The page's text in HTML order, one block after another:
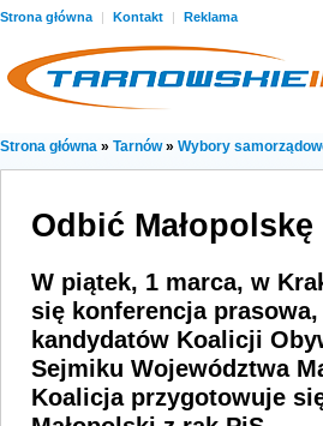
Strona główna | Kontakt | Reklama
Strona główna » Tarnów» Wybory
Odbić Małopolskę
W piątek, 1 marca, w
się konferencja
kandydatów Koalicji
Sejmiku Województwa
Koalicja przygotowuje